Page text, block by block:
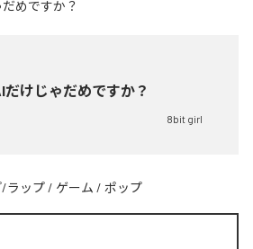
だけじゃだめですか？
8bit girl
/ラップ / ゲーム / ポップ